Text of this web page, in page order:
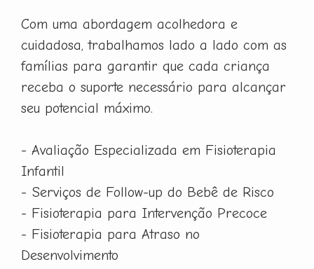
Com uma abordagem acolhedora e
cuidadosa, trabalhamos lado a lado com as
famílias para garantir que cada criança
receba o suporte necessário para alcançar
seu potencial máximo.
- Avaliação Especializada em Fisioterapia
Infantil
- Serviços de Follow-up do Bebê de Risco
- Fisioterapia para Intervenção Precoce
- Fisioterapia para Atraso no
Desenvolvimento